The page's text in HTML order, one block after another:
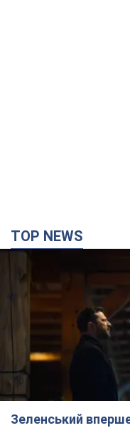
TOP NEWS
Зеленський